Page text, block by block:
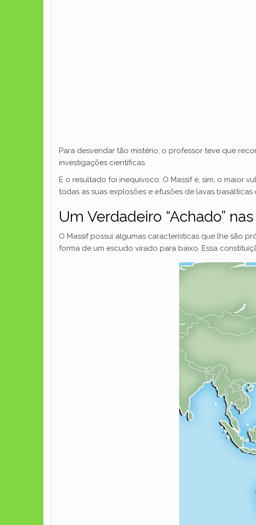
Para desvendar tão mistério, o professor teve que
investigações científicas.
E o resultado foi inequívoco: O Massif é, sim, o maior
todas as suas explosões e efusões de lavas
Um Verdadeiro “Achado”
O Massif possui algumas características que lhe são
forma de um escudo virado para baixo. Essa